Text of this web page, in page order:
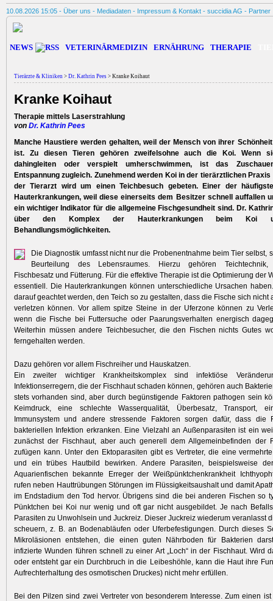
10.08.2026 15:05 - Über uns - Mediadaten - Impressum & Kontakt - succidia AG - Partner
NEWS VETERINÄRMEDIZIN ERNÄHRUNG THERAPIE
Tierärzte & Kliniken > Dr. Kathrin Pees > Kranke Koihaut
Kranke Koihaut
Therapie mittels Laserstrahlung
von Dr. Kathrin Pees
Manche Haustiere werden gehalten, weil der Mensch von ihrer
ist. Zu diesen Tieren gehören zweifelsohne auch die Koi. Wenn
dahingleiten oder verspielt umherschwimmen, ist das
Entspannung zugleich. Zunehmend werden Koi in der tierärztlichen
der Tierarzt wird um einen Teichbesuch gebeten. Einer der
Hauterkrankungen, weil diese einerseits dem Besitzer schnell auffallen
ein wichtiger Indikator für die allgemeine Fischgesundheit sind. Dr.
über den Komplex der Hauterkrankungen beim Koi
Behandlungsmöglichkeiten.
Die Diagnostik umfasst nicht nur die Probenentnahme beim Tier selbst,
Beurteilung des Lebensraumes. Hierzu gehören Teichtechnik,
Fischbesatz und Fütterung. Für die effektive Therapie ist die Optimierung der
essentiell. Die Hauterkrankungen können unterschiedliche Ursachen
darauf geachtet werden, den Teich so zu gestalten, dass die Fische sich nicht
verletzen können. Vor allem spitze Steine in der Uferzone können zu
wenn die Fische bei Futtersuche oder Paarungsverhalten energisch
Weiterhin müssen andere Teichbesucher, die den Fischen nichts Gutes
ferngehalten werden.
Dazu gehören vor allem Fischreiher und Hauskatzen.
Ein zweiter wichtiger Krankheitskomplex sind infektiöse
Infektionserregern, die der Fischhaut schaden können, gehören auch
stets vorhanden sind, aber durch begünstigende Faktoren pathogen sein
Keimdruck, eine schlechte Wasserqualität, Überbesatz, Transport,
Immunsystem und andere stressende Faktoren sorgen dafür, dass die
bakteriellen Infektion erkranken. Eine Vielzahl an Außenparasiten ist ein
zunächst der Fischhaut, aber auch generell dem Allgemeinbefinden der
zufügen kann. Unter den Ektoparasiten gibt es Vertreter, die eine
und ein trübes Hautbild bewirken. Andere Parasiten, beispielsweise
Aquarienfischen bekannte Erreger der Weißpünktchenkrankheit
rufen neben Hauttrübungen Störungen im Flüssigkeitsaushalt und damit
im Endstadium den Tod hervor. Übrigens sind die bei anderen Fischen so
Pünktchen bei Koi nur wenig und oft gar nicht ausgebildet. Je nach
Parasiten zu Unwohlsein und Juckreiz. Dieser Juckreiz wiederum veranlasst
scheuern, z. B. an Bodenabläufen oder Uferbefestigungen. Durch dieses
Mikroläsionen entstehen, die einen guten Nährboden für Bakterien
infizierte Wunden führen schnell zu einer Art „Loch“ in der Fischhaut. Wird
oder entsteht gar ein Durchbruch in die Leibeshöhle, kann die Haut ihre
Aufrechterhaltung des osmotischen Druckes) nicht mehr erfüllen.
Bei den Pilzen sind zwei Vertreter von besonderem Interesse. Zum einen